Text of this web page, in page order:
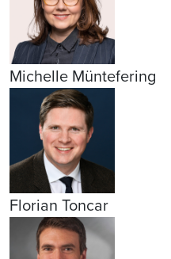
Michelle Müntefering
Florian Toncar